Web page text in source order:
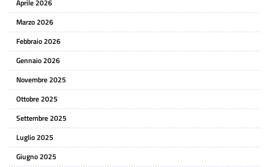
Aprile 2026
Marzo 2026
Febbraio 2026
Gennaio 2026
Novembre 2025
Ottobre 2025
Settembre 2025
Luglio 2025
Giugno 2025